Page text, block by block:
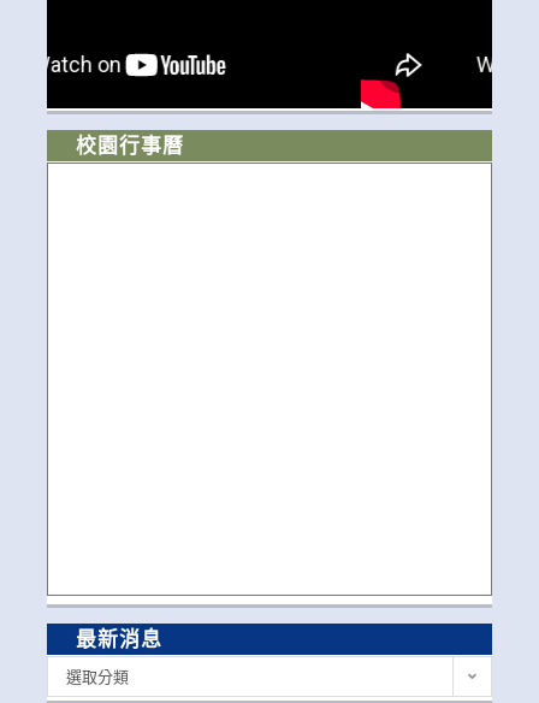
校園行事曆
最新消息
選取分類